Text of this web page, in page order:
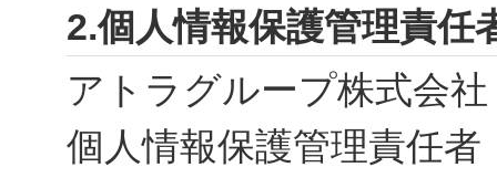
2.個人情報保護管理責任
アトラグループ株式会社
個人情報保護管理責任